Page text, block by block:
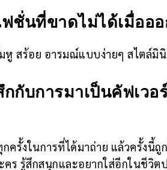
ฟชั่นที่ขาดไม่ได้เมื่ออ
สร้อย อารมณ์แบบง่ายๆ สไตล์มิ
กับการมาเป็นคัฟเวอ
ครั้งในการที่ได้มาถ่าย แล้วครั้งนี้
คร รู้สึกสนุกและอยากใส่อีกในชีวิต